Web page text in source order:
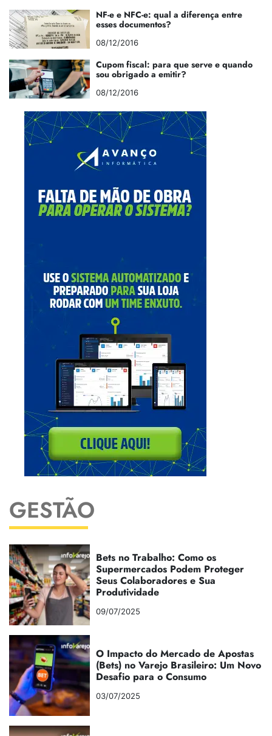
NF-e e NFC-e: qual a diferença entre
esses documentos?
08/12/2016
Cupom fiscal: para que serve e quando
sou obrigado a emitir?
08/12/2016
GESTÃO
Bets no Trabalho: Como os
Supermercados Podem Proteger
Seus Colaboradores e Sua
Produtividade
09/07/2025
O Impacto do Mercado de Apostas
(Bets) no Varejo Brasileiro: Um Novo
Desafio para o Consumo
03/07/2025